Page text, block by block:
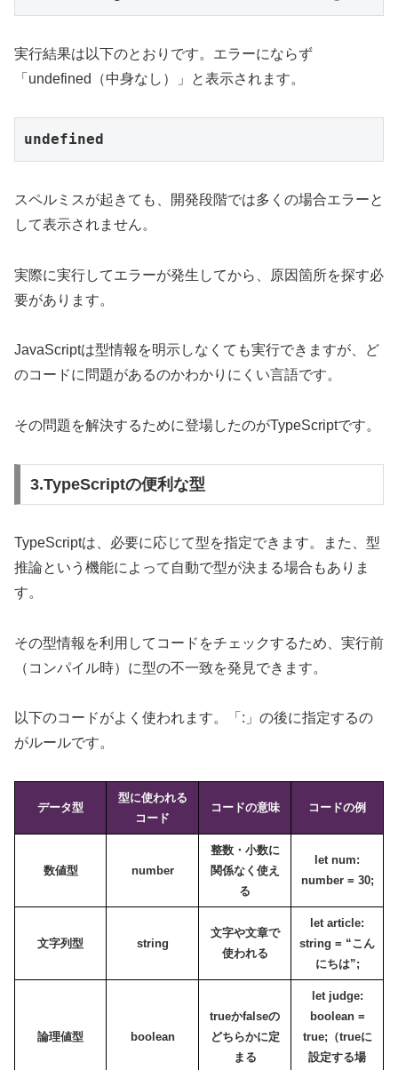
実行結果は以下のとおりです。エラーにならず
「undefined（中身なし）」と表示されます。
undefined
スペルミスが起きても、開発段階では多くの場合エラーと
して表示されません。
実際に実行してエラーが発生してから、原因箇所を探す必
要があります。
JavaScriptは型情報を明示しなくても実行できますが、ど
のコードに問題があるのかわかりにくい言語です。
その問題を解決するために登場したのがTypeScriptです。
3.TypeScriptの便利な型
TypeScriptは、必要に応じて型を指定できます。また、型
推論という機能によって自動で型が決まる場合もありま
す。
その型情報を利用してコードをチェックするため、実行前
（コンパイル時）に型の不一致を発見できます。
以下のコードがよく使われます。「:」の後に指定するの
がルールです。
データ型
型に使われる
コード
コードの意味 コードの例
数値型 number
整数・小数に
関係なく使え
る
let num:
number = 30;
文字列型 string
文字や文章で
使われる
let article:
string = “こん
にちは”;
論理値型 boolean
trueかfalseの
どちらかに定
まる
let judge:
boolean =
true; （trueに
設定する場